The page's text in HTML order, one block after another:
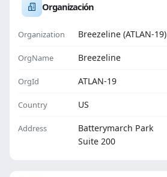
Organización
Organization Breezeline (ATLAN-19)
OrgName Breezeline
OrgId ATLAN-19
Country US
Address
Batterymarch Park
Suite 200